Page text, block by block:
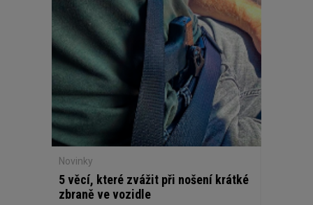
Novinky
5 věcí, které zvážit při nošení krátké
zbraně ve vozidle